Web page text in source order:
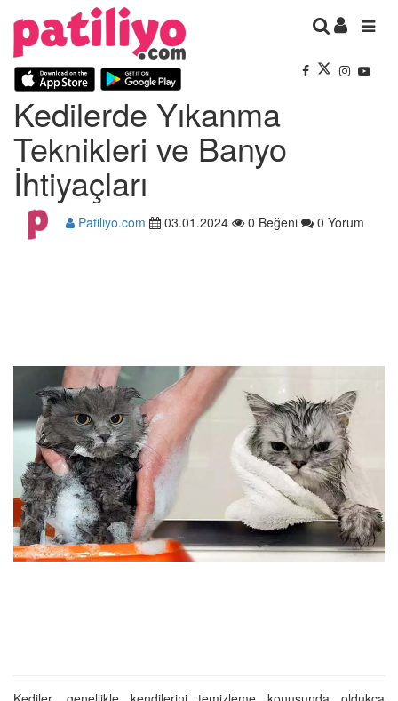
Kedilerde Yıkanma
Teknikleri ve Banyo
İhtiyaçları
Patiliyo.com 03.01.2024 0 Beğeni 0 Yorum